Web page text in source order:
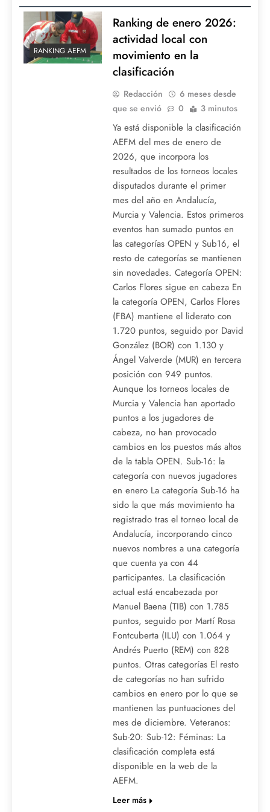
RANKING AEFM
Ranking de enero 2026:
actividad local con
movimiento en la
clasificación
Redacción
6 meses desde
que se envió
0 3 minutos
Ya está disponible la clasificación
AEFM del mes de enero de
2026, que incorpora los
resultados de los torneos locales
disputados durante el primer
mes del año en Andalucía,
Murcia y Valencia. Estos primeros
eventos han sumado puntos en
las categorías OPEN y Sub16, el
resto de categorías se mantienen
sin novedades. Categoría OPEN:
Carlos Flores sigue en cabeza En
la categoría OPEN, Carlos Flores
(FBA) mantiene el liderato con
1.720 puntos, seguido por David
González (BOR) con 1.130 y
Ángel Valverde (MUR) en tercera
posición con 949 puntos.
Aunque los torneos locales de
Murcia y Valencia han aportado
puntos a los jugadores de
cabeza, no han provocado
cambios en los puestos más altos
de la tabla OPEN. Sub-16: la
categoría con nuevos jugadores
en enero La categoría Sub-16 ha
sido la que más movimiento ha
registrado tras el torneo local de
Andalucía, incorporando cinco
nuevos nombres a una categoría
que cuenta ya con 44
participantes. La clasificación
actual está encabezada por
Manuel Baena (TIB) con 1.785
puntos, seguido por Martí Rosa
Fontcuberta (ILU) con 1.064 y
Andrés Puerto (REM) con 828
puntos. Otras categorías El resto
de categorías no han sufrido
cambios en enero por lo que se
mantienen las puntuaciones del
mes de diciembre. Veteranos:
Sub-20: Sub-12: Féminas: La
clasificación completa está
disponible en la web de la
AEFM.
Leer más